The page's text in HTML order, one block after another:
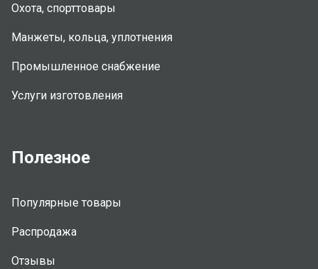
Охота, спорттовары
Манжеты, кольца, уплотнения
Промышленное снабжение
Услуги изготовления
Полезное
Популярные товары
Распродажа
Отзывы